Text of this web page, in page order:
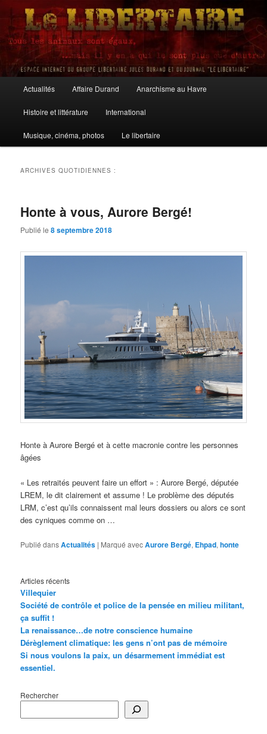
Aller
contenu
principal
Aller
contenu
secondaire
Le Libertaire
principal
Actualités Affaire Durand Anarchisme au Havre
Histoire et littérature International
Musique, cinéma, photos Le libertaire
ARCHIVES QUOTIDIENNES :
Honte à vous, Aurore Bergé!
Publié le8 septembre 2018
Honte à Aurore Bergé et à cette macronie contre les personnes
âgées
« Les retraités peuvent faire un effort » : Aurore Bergé, députée
LREM, le dit clairement et assume ! Le problème des députés
LRM, c’est qu’ils connaissent mal leurs dossiers ou alors ce sont
des cyniques comme on …
Publié dansActualités | Marqué avecAurore Bergé, Ehpad,honte
Articles récents
Villequier
Société de contrôle et police de la pensée en milieu militant,
ça suffit !
La renaissance…de notre conscience humaine
Dérèglement climatique: les gens n’ont pas de mémoire
Si nous voulons la paix, un désarmement immédiat est
essentiel.
Rechercher